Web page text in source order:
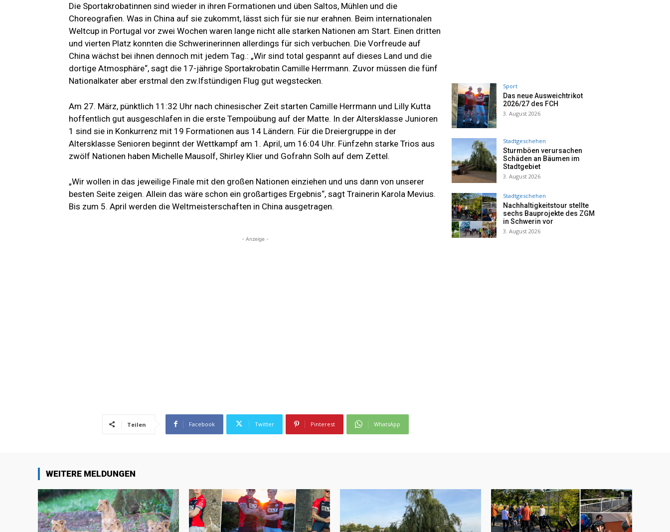
Die Sportakrobatinnen sind wieder in ihren Formationen und üben Saltos, Mühlen und die
Choreografien. Was in China auf sie zukommt, lässt sich für sie nur erahnen. Beim internationalen
Weltcup in Portugal vor zwei Wochen waren lange nicht alle starken Nationen am Start. Einen dritten
und vierten Platz konnten die Schwerinerinnen allerdings für sich verbuchen. Die Vorfreude auf
China wächst bei ihnen dennoch mit jedem Tag.: „Wir sind total gespannt auf dieses Land und die
dortige Atmosphäre“, sagt die 17-jährige Sportakrobatin Camille Herrmann. Zuvor müssen die fünf
Nationalkater aber erstmal den zw.lfstündigen Flug gut wegstecken.
Am 27. März, pünktlich 11:32 Uhr nach chinesischer Zeit starten Camille Herrmann und Lilly Kutta
hoffentlich gut ausgeschlafen in die erste Tempoübung auf der Matte. In der Altersklasse Junioren
1 sind sie in Konkurrenz mit 19 Formationen aus 14 Ländern. Für die Dreiergruppe in der
Altersklasse Senioren beginnt der Wettkampf am 1. April, um 16:04 Uhr. Fünfzehn starke Trios aus
zwölf Nationen haben Michelle Mausolf, Shirley Klier und Gofrahn Solh auf dem Zettel.
„Wir wollen in das jeweilige Finale mit den großen Nationen einziehen und uns dann von unserer
besten Seite zeigen. Allein das wäre schon ein großartiges Ergebnis“, sagt Trainerin Karola Mevius.
Bis zum 5. April werden die Weltmeisterschaften in China ausgetragen.
- Anzeige -
Teilen Facebook Twitter Pinterest WhatsApp
Sport
Das neue Ausweichtrikot
2026/27 des FCH
3. August 2026
Stadtgeschehen
Sturmböen verursachen
Schäden an Bäumen im
Stadtgebiet
3. August 2026
Stadtgeschehen
Nachhaltigkeitstour stellte
sechs Bauprojekte des ZGM
in Schwerin vor
3. August 2026
WEITERE MELDUNGEN